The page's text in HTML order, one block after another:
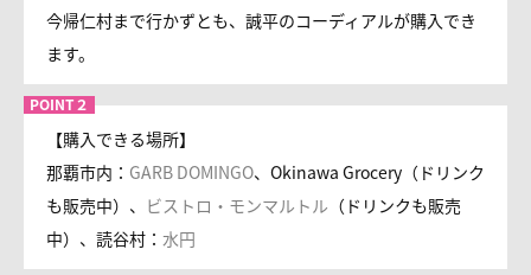
今帰仁村まで行かずとも、誠平のコーディアルが購入でき
ます。
【購入できる場所】
那覇市内： GARB DOMINGO、Okinawa Grocery（ドリンク
も販売中）、 ビストロ・モンマルトル （ドリンクも販売
中）、読谷村： 水円